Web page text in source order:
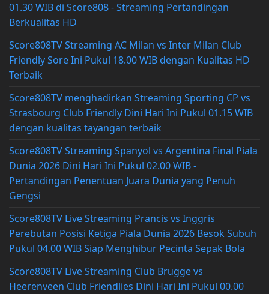
01.30 WIB di Score808 - Streaming Pertandingan
Berkualitas HD
Score808TV Streaming AC Milan vs Inter Milan Club
Friendly Sore Ini Pukul 18.00 WIB dengan Kualitas HD
Terbaik
Score808TV menghadirkan Streaming Sporting CP vs
Strasbourg Club Friendly Dini Hari Ini Pukul 01.15 WIB
dengan kualitas tayangan terbaik
Score808TV Streaming Spanyol vs Argentina Final Piala
Dunia 2026 Dini Hari Ini Pukul 02.00 WIB -
Pertandingan Penentuan Juara Dunia yang Penuh
Gengsi
Score808TV Live Streaming Prancis vs Inggris
Perebutan Posisi Ketiga Piala Dunia 2026 Besok Subuh
Pukul 04.00 WIB Siap Menghibur Pecinta Sepak Bola
Score808TV Live Streaming Club Brugge vs
Heerenveen Club Friendlies Dini Hari Ini Pukul 00.00